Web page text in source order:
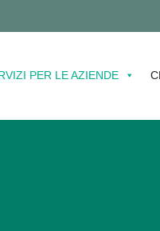
PER LE AZIENDE